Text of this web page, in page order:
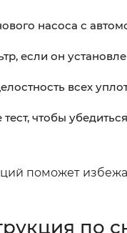
насоса с
если он
всех
чтобы
поможет
по